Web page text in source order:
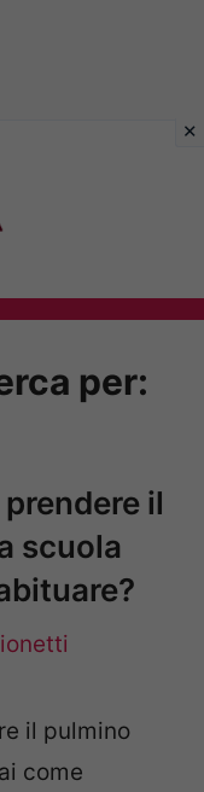
per:
il
scuola
il pulmino
come